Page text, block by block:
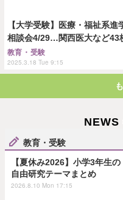
【大学受験】医療・福祉系進
相談会4/29…関西医大など43
教育・受験
2025.3.18 Tue 9:15
NEWS
教育・受験
【夏休み2026】小学3年生の
自由研究テーマまとめ
2026.8.10 Mon 17:15